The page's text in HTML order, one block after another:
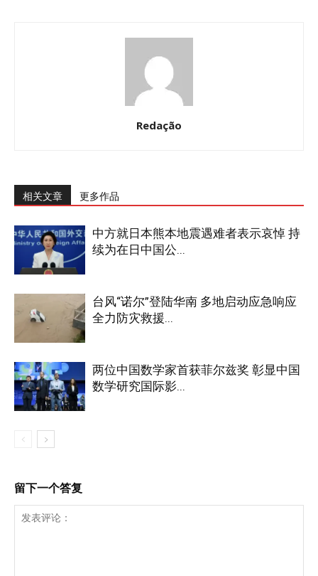
Redação
相关文章 更多作品
中方就日本熊本地震遇难者表示哀悼 持
续为在日中国公...
台风“诺尔”登陆华南 多地启动应急响应
全力防灾救援...
两位中国数学家首获菲尔兹奖 彰显中国
数学研究国际影...
留下一个答复